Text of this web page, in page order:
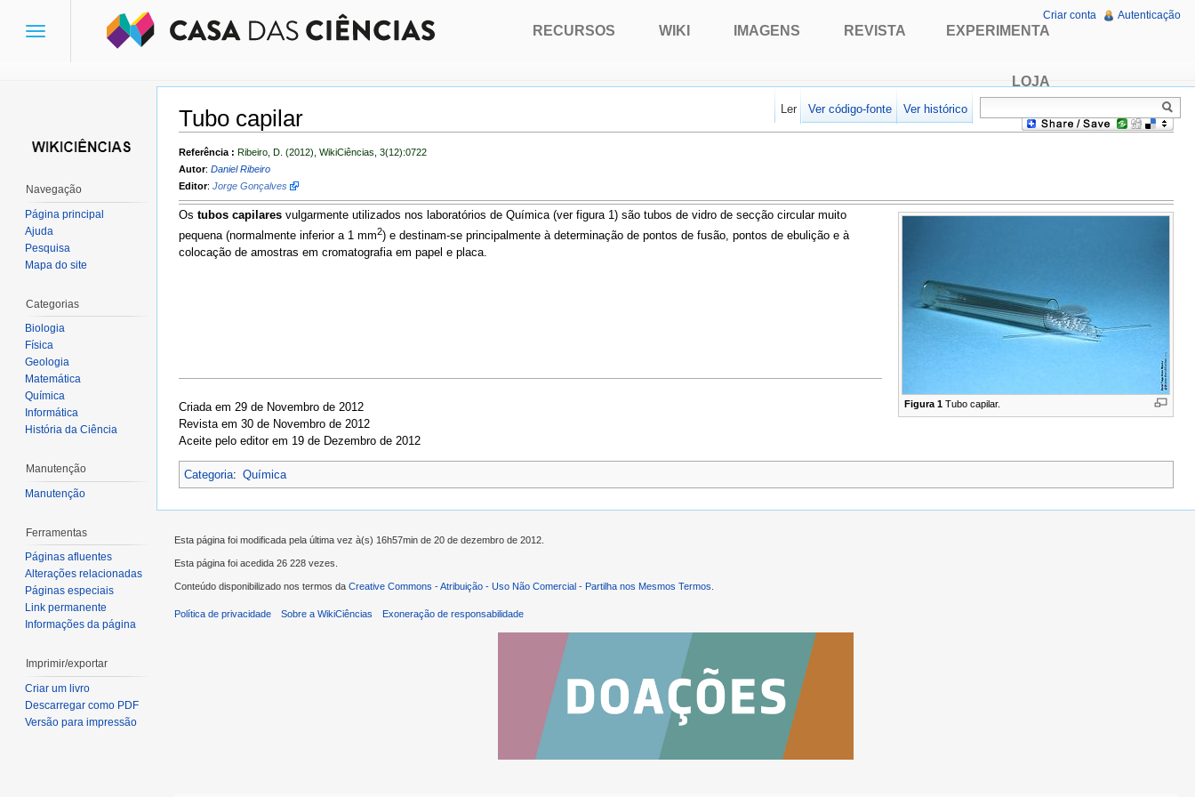
Tubo capilar
Ir para:navegação,pesquisa
Referência : Ribeiro, D. (2012), WikiCiências, 3(12):0722
Autor: Daniel Ribeiro
Editor: Jorge Gonçalves
Figura 1 Tubo capilar.
Os tubos capilares vulgarmente utilizados nos laboratórios de Química (ver figura 1) são tubos de vidro de secção circular muito
pequena (normalmente inferior a 1 mm2) e destinam-se principalmente à determinação de pontos de fusão, pontos de ebulição e à
colocação de amostras em cromatografia em papel e placa.
Criada em 29 de Novembro de 2012
Revista em 30 de Novembro de 2012
Aceite pelo editor em 19 de Dezembro de 2012
Categoria: Química
Toggle
RECURSOS WIKI IMAGENS REVISTA EXPERIMENTA
LOJA
Criar conta Autenticação
Ler Ver código-fonte Ver histórico
Navegação
Página principal
Ajuda
Pesquisa
Mapa do site
Categorias
Biologia
Física
Geologia
Matemática
Química
Informática
História da Ciência
Manutenção
Manutenção
Ferramentas
Páginas afluentes
Alterações relacionadas
Páginas especiais
Link permanente
Informações da página
Imprimir/exportar
Criar um livro
Descarregar como PDF
Versão para impressão
Esta página foi modificada pela última vez à(s) 16h57min de 20 de dezembro de 2012.
Esta página foi acedida 26 228 vezes.
Conteúdo disponibilizado nos termos da Creative Commons - Atribuição - Uso Não Comercial - Partilha nos Mesmos Termos
Política de privacidade Sobre a WikiCiências Exoneração de responsabilidade